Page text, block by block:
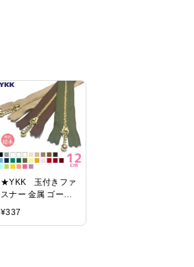
★YKK 玉付きファ
スナー 金属 ゴール
ド 12cm 「同色
¥337